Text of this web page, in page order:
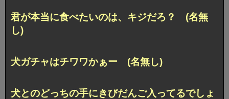
君が本当に食べたいのは、キジだろ？ (名無
し)
犬ガチャはチワワかぁー (名無し)
犬とのどっちの手にきびだんご入ってるでしょ